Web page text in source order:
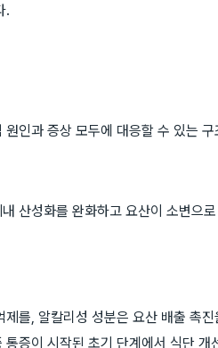
.
인과 증상 모두에 대응할 수 있는
산성화를 완화하고 요산이 소변으
를, 알칼리성 성분은 요산 배출 촉
증이 시작된 초기 단계에서 식단